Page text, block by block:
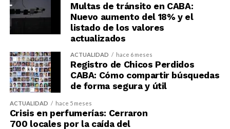
Multas de tránsito en CABA:
Nuevo aumento del 18% y el
listado de los valores
actualizados
ACTUALIDAD hace 6 meses
Registro de Chicos Perdidos
CABA: Cómo compartir búsquedas
de forma segura y útil
ACTUALIDAD hace 5 meses
Crisis en perfumerías: Cerraron
700 locales por la caída del